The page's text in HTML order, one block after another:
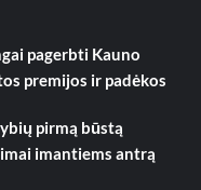
pagerbti Kauno
premijos ir padėkos
pirmą būstą
imantiems antrą